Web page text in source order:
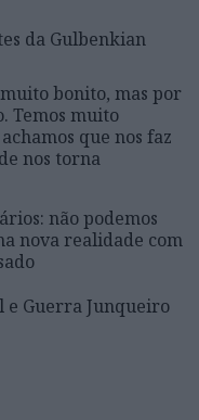
da Gulbenkian
bonito, mas por
Temos muito
que nos faz
nos torna
não podemos
nova realidade com
e Guerra Junqueiro